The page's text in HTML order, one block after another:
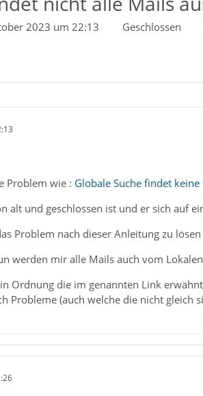
2023 um 22:13 Geschlossen
Problem wie : Globale Suche findet
alt und geschlossen ist und er sich auf
Problem nach dieser Anleitung zu lösen
werden mir alle Mails auch vom
Ordnung die im genannten Link
Probleme (auch welche die nicht gleich